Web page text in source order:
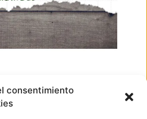
consentimiento
Ir arriba
Diseño web realizado por